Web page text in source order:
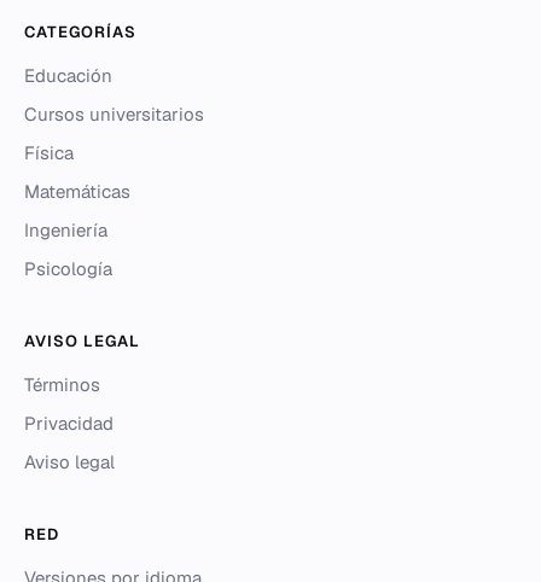
CATEGORÍAS
Educación
Cursos universitarios
Física
Matemáticas
Ingeniería
Psicología
AVISO LEGAL
Términos
Privacidad
Aviso legal
RED
Versiones por idioma